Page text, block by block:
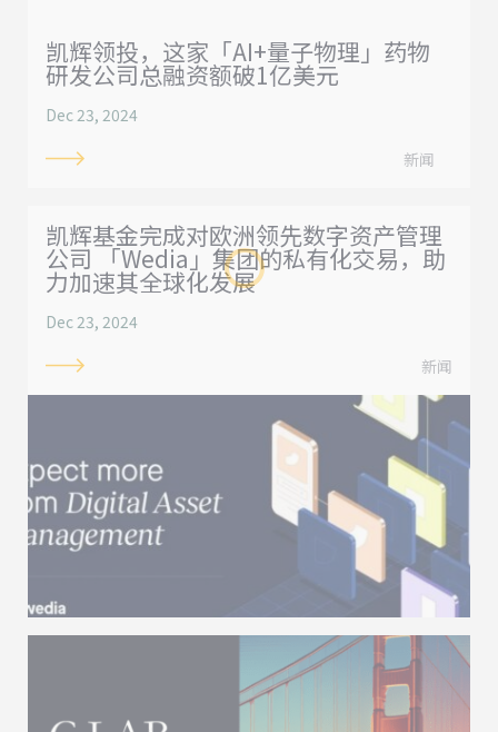
凯辉领投，这家「AI+量子物理」药物
研发公司总融资额破1亿美元
Dec 23, 2024
新闻
凯辉基金完成对欧洲领先数字资产管理
公司 「Wedia」集团的私有化交易，助
力加速其全球化发展
Dec 23, 2024
新闻